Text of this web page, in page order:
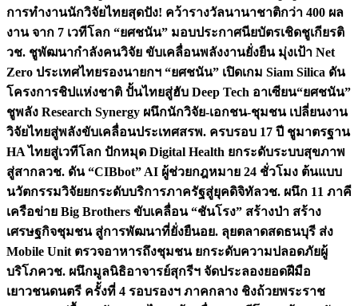
การทำงานนักวิจัยไทยสุดปัง! คว้ารางวัลนานาชาติกว่า 400 ผล
งาน จาก 7 เวทีโลก “ยศชนัน” มอบประกาศนียบัตรเชิดชูเกียรติ
วช. ชูพัฒนากำลังคนวิจัย ขับเคลื่อนพลังงานยั่งยืน มุ่งเป้า Net
Zero ประเทศไทยรองนายกฯ “ยศชนัน” เปิดเกม Siam Silica ดัน
โครงการชิปแห่งชาติ ปั้นไทยสู่ฮับ Deep Tech อาเซียน“ยศชนัน”
ชูพลัง Research Synergy ผนึกนักวิจัย-เอกชน-ชุมชน เปลี่ยนงาน
วิจัยไทยสู่พลังขับเคลื่อนประเทศสรพ. ครบรอบ 17 ปี ชูมาตรฐาน
HA ไทยสู่เวทีโลก ปักหมุด Digital Health ยกระดับระบบสุขภาพ
สู่สากลวช. ดัน “CIBbot” AI ผู้ช่วยกฎหมาย 24 ชั่วโมง ต้นแบบ
นวัตกรรมวิจัยยกระดับบริการภาครัฐสู่ยุคดิจิทัลวช. ผนึก 11 ภาคี
เครือข่าย Big Brothers ขับเคลื่อน “ชันโรง” สร้างป่า สร้าง
เศรษฐกิจชุมชน สู่การพัฒนาที่ยั่งยืนอย. ลุยตลาดสดธนบุรี ส่ง
Mobile Unit ตรวจอาหารถึงชุมชน ยกระดับความปลอดภัยผู้
บริโภควช. ผนึกมูลนิธิอาจารย์สุกรีฯ จัดประลองยอดฝีมือ
เยาวชนดนตรี ครั้งที่ 4 รอบรองฯ ภาคกลาง ชิงถ้วยพระราช